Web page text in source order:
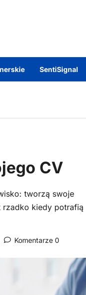
SentiSignal
CV
tworzą swoje
rzadko kiedy potrafią
Komentarze 0